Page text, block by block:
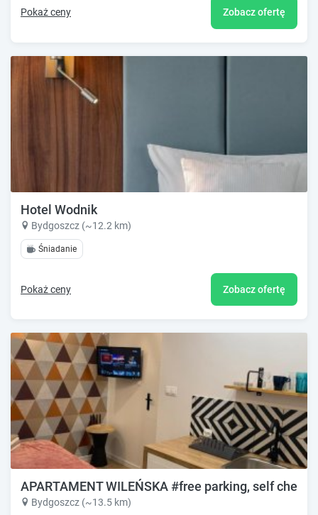
Pokaż ceny Zobacz ofertę
Hotel Wodnik
Bydgoszcz (~12.2 km)
Śniadanie
Pokaż ceny Zobacz ofertę
APARTAMENT WILEŃSKA #free parking, self check-
Bydgoszcz (~13.5 km)